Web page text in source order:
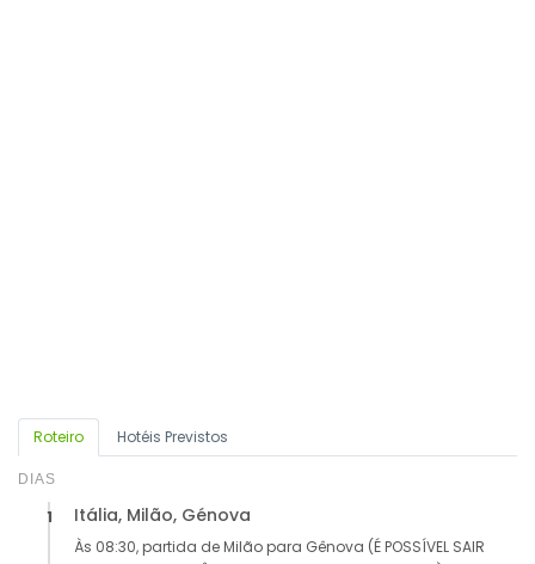
Roteiro Hotéis Previstos
DIAS
1 Itália, Milão, Génova
Às 08:30, partida de Milão para Gênova (É POSSÍVEL SAIR